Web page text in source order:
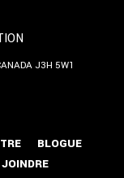
J3H 5W1
BLOGUE